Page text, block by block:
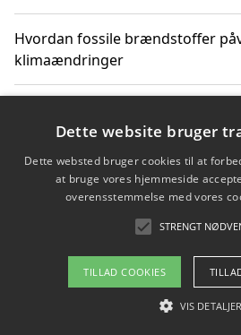
Hvordan fossile brændstoffer
klimaændringer
vores perspektiv
Copyright 2026 -
Om / kontakt
Dette website bruger
Dette websted bruger cookies til at
at bruge vores hjemmeside
overensstemmelse med vores
STRENGT
TILLAD COOKIES
VIS DETALJER